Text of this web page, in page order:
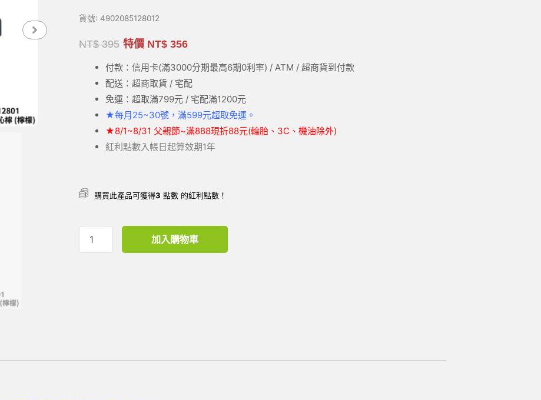
貨號: 4902085128012
NT$395 特價 NT$356
付款：信用卡(滿3000分期最高6期0利率) / ATM / 超商貨到付款
配送：超商取貨 / 宅配
免運：超取滿799元 / 宅配滿1200元
★每月25~30號，滿599元超取免運。
★8/1~8/31 父親節~滿888現折88元(輪胎、3C、機油除外)
紅利點數入帳日起算效期1年
購買此產品可獲得3 點數 的紅利點數！
加入購物車